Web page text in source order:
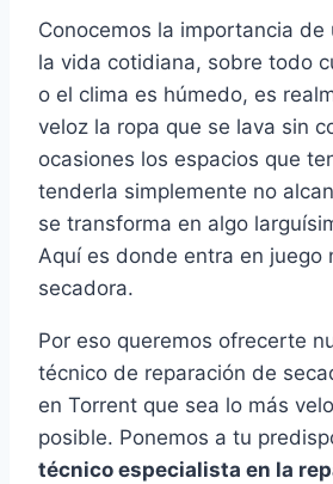
Conocemos la importancia de
la vida cotidiana, sobre todo
o el clima es húmedo, es
veloz la ropa que se lava sin
ocasiones los espacios que
tenderla simplemente no
se transforma en algo
Aquí es donde entra en juego
secadora.
Por eso queremos ofrecerte
técnico de reparación de
en Torrent que sea lo más
posible. Ponemos a tu
técnico especialista en la